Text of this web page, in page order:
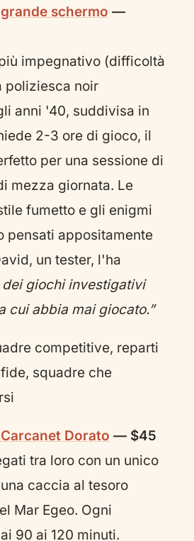
schermo —
impegnativo (difficoltà
poliziesca noir
anni '40, suddivisa in
2-3 ore di gioco, il
per una sessione di
mezza giornata. Le
fumetto e gli enigmi
pensati appositamente
un tester, l'ha
dei giochi investigativi
cui abbia mai giocato.”
competitive, reparti
squadre che
Dorato — $45
tra loro con un unico
caccia al tesoro
Mar Egeo. Ogni
90 ai 120 minuti.